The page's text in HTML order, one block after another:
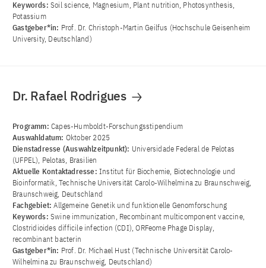
Keywords: Soil science, Magnesium, Plant nutrition, Photosynthesis,
Potassium
Gastgeber*in: Prof. Dr. Christoph-Martin Geilfus (Hochschule Geisenheim
University, Deutschland)
Dr. Rafael Rodrigues
Programm: Capes-Humboldt-Forschungsstipendium
Auswahldatum: Oktober 2025
Dienstadresse (Auswahlzeitpunkt): Universidade Federal de Pelotas
(UFPEL), Pelotas, Brasilien
Aktuelle Kontaktadresse: Institut für Biochemie, Biotechnologie und
Bioinformatik, Technische Universität Carolo-Wilhelmina zu Braunschweig,
Braunschweig, Deutschland
Fachgebiet:Allgemeine Genetik und funktionelle Genomforschung
Keywords: Swine immunization, Recombinant multicomponent vaccine,
Clostridioides difficile infection (CDI), ORFeome Phage Display,
recombinant bacterin
Gastgeber*in: Prof. Dr. Michael Hust (Technische Universität Carolo-
Wilhelmina zu Braunschweig, Deutschland)